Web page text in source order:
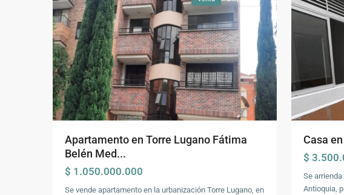
Apartamento en Torre Lugano Fátima
Belén Med...
$ 1.050.000.000
Se vende apartamento en la urbanización Torre Lugano, en
Casa
$
Se
Antioquia,